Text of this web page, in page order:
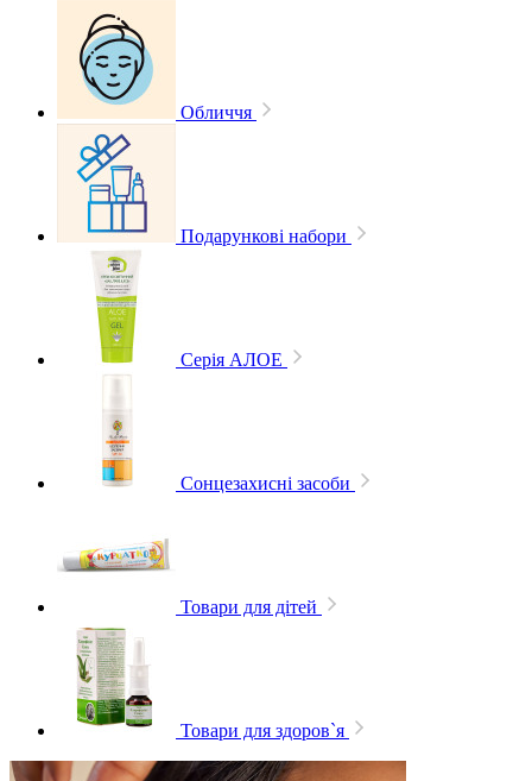
Обличчя
Подарункові набори
Серія АЛОЕ
Сонцезахисні засоби
Товари для дітей
Товари для здоров`я